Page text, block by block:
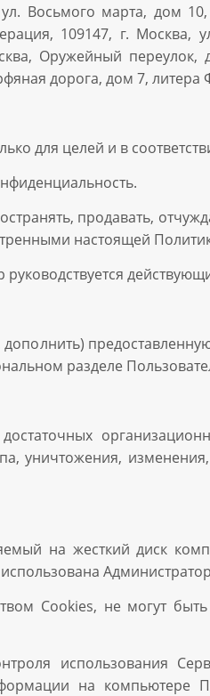
Восьмого марта, дом
109147, г. Москва,
Оружейный переулок,
дорога, дом 7, литера
для целей и в
продавать,
настоящей
разделе
уничтожения,
на жесткий диск
Cookies, не могут
использования
на компьютере